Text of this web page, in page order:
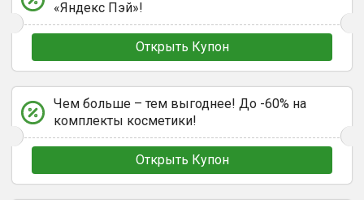
«Яндекс Пэй»!
Открыть Купон
Чем больше – тем выгоднее! До -60% на
комплекты косметики!
Открыть Купон